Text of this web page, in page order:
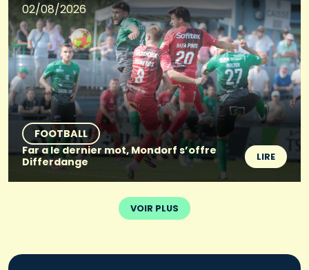
02/08/2026
FOOTBALL
Far a le dernier mot, Mondorf s’offre
Differdange
LIRE
VOIR PLUS